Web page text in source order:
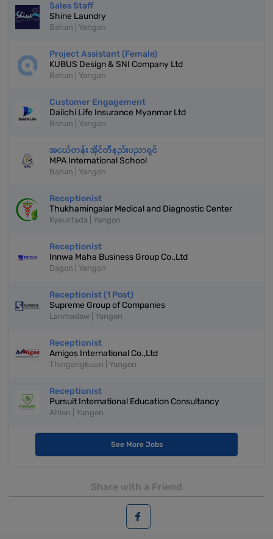
Sales Staff
Shine Laundry
Bahan | Yangon
Project Assistant (Female)
KUBUS Design & SNI Company Ltd
Bahan | Yangon
Customer Engagement
Daiichi Life Insurance Myanmar Ltd
Bahan | Yangon
အငယ်တန်း အိုင်တီနည်းပညာရှင်
MPA International School
Bahan | Yangon
Receptionist
Thukhamingalar Medical and Diagnostic Center
Kyauktada | Yangon
Receptionist
Innwa Maha Business Group Co.,Ltd
Dagon | Yangon
Receptionist (1 Post)
Supreme Group of Companies
Lanmadaw | Yangon
Receptionist
Amigos International Co.,Ltd
Thingangkuun | Yangon
Receptionist
Pursuit International Education Consultancy
Ahlon | Yangon
See More Jobs
Share with a Friend